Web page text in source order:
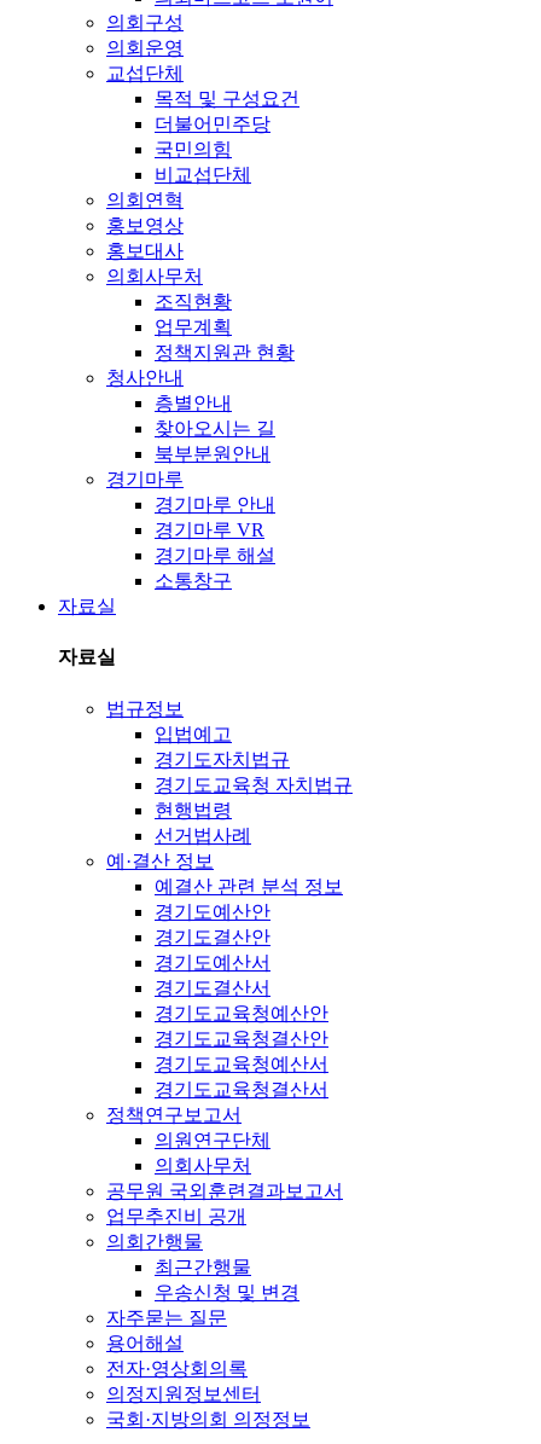
의회구성
의회운영
교섭단체
목적 및 구성요건
더불어민주당
국민의힘
비교섭단체
의회연혁
홍보영상
홍보대사
의회사무처
조직현황
업무계획
정책지원관 현황
청사안내
층별안내
찾아오시는 길
북부분원안내
경기마루
경기마루 안내
경기마루 VR
경기마루 해설
소통창구
자료실
자료실
법규정보
입법예고
경기도자치법규
경기도교육청 자치법규
현행법령
선거법사례
예·결산 정보
예결산 관련 분석 정보
경기도예산안
경기도결산안
경기도예산서
경기도결산서
경기도교육청예산안
경기도교육청결산안
경기도교육청예산서
경기도교육청결산서
정책연구보고서
의원연구단체
의회사무처
공무원 국외훈련결과보고서
업무추진비 공개
의회간행물
최근간행물
우송신청 및 변경
자주묻는 질문
용어해설
전자·영상회의록
의정지원정보센터
국회·지방의회 의정정보